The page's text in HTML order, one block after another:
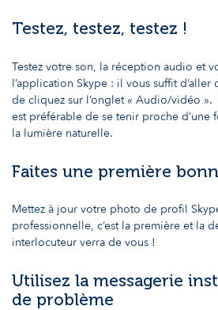
Testez, testez, testez !
Testez votre son, la réception audio et
l’application Skype : il vous suffit d’aller
de cliquez sur l’onglet « Audio/vidéo
est préférable de se tenir proche
la lumière naturelle.
Faites une première
Mettez à jour votre photo de profil
professionnelle, c’est la première et la
interlocuteur verra de vous !
Utilisez la messagerie
de problème